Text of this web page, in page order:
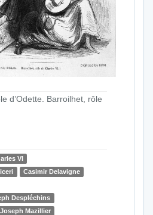
d’Odette. Barroilhet, rôle
VI
Casimir Delavigne
Despléchins
Joseph Mazillier